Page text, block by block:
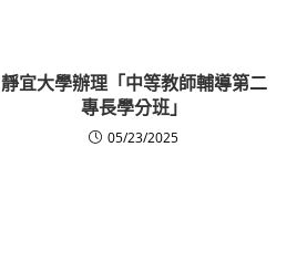
靜宜大學辦理「中等教師輔導第二
專長學分班」
05/23/2025